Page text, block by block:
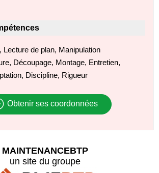
Lecture de plan, Manipulation
Découpage, Montage, Entretien,
Discipline, Rigueur
Obtenir ses coordonnées
MAINTENANCEBTP
un site du groupe